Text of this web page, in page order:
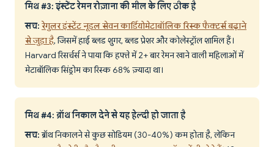
मिथ #3: इंस्टेंट रेमन रोज़ाना की मील के लिए ठीक है
सच: रेगुलर इंस्टेंट नूडल सेवन कार्डियोमेटाबॉलिक रिस्क फैक्टर्स बढ़ाने
से जुड़ा है, जिसमें हाई ब्लड शुगर, ब्लड प्रेशर और कोलेस्ट्रॉल शामिल हैं।
Harvard रिसर्चर्स ने पाया कि हफ्ते में 2+ बार रेमन खाने वाली महिलाओं में
मेटाबॉलिक सिंड्रोम का रिस्क 68% ज़्यादा था।
मिथ #4: ब्रॉथ निकाल देने से यह हेल्दी हो जाता है
सच:ब्रॉथ निकालने से कुछ सोडियम (30-40%) कम होता है, लेकिन